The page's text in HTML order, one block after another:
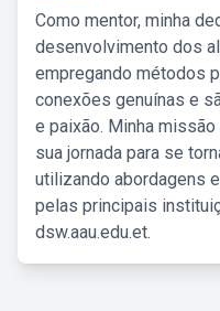
Como mentor, minha
desenvolvimento dos
empregando métodos
conexões genuínas e
e paixão. Minha
sua jornada para se
utilizando abordagens
pelas principais
dsw.aau.edu.et.